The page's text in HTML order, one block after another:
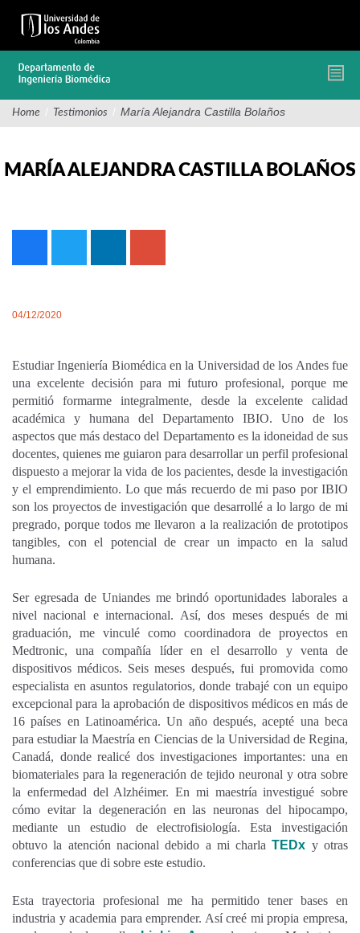
contenido
Home / Testimonios / María Alejandra Castilla Bolaños
MARÍA ALEJANDRA CASTILLA BOLAÑOS
04/12/2020
Estudiar Ingeniería Biomédica en la Universidad de los Andes fue
una excelente decisión para mi futuro profesional, porque me
permitió formarme integralmente, desde la excelente calidad
académica y humana del Departamento IBIO. Uno de los
aspectos que más destaco del Departamento es la idoneidad de sus
docentes, quienes me guiaron para desarrollar un perfil profesional
dispuesto a mejorar la vida de los pacientes, desde la investigación
y el emprendimiento. Lo que más recuerdo de mi paso por IBIO
son los proyectos de investigación que desarrollé a lo largo de mi
pregrado, porque todos me llevaron a la realización de prototipos
tangibles, con el potencial de crear un impacto en la salud
humana.
Ser egresada de Uniandes me brindó oportunidades laborales a
nivel nacional e internacional. Así, dos meses después de mi
graduación, me vinculé como coordinadora de proyectos en
Medtronic, una compañía líder en el desarrollo y venta de
dispositivos médicos. Seis meses después, fui promovida como
especialista en asuntos regulatorios, donde trabajé con un equipo
excepcional para la aprobación de dispositivos médicos en más de
16 países en Latinoamérica. Un año después, acepté una beca
para estudiar la Maestría en Ciencias de la Universidad de Regina,
Canadá, donde realicé dos investigaciones importantes: una en
biomateriales para la regeneración de tejido neuronal y otra sobre
la enfermedad del Alzhéimer. En mi maestría investigué sobre
cómo evitar la degeneración en las neuronas del hipocampo,
mediante un estudio de electrofisiología. Esta investigación
obtuvo la atención nacional debido a mi charlaTEDx y otras
conferencias que di sobre este estudio.
Esta trayectoria profesional me ha permitido tener bases en
industria y academia para emprender. Así creé mi propia empresa,